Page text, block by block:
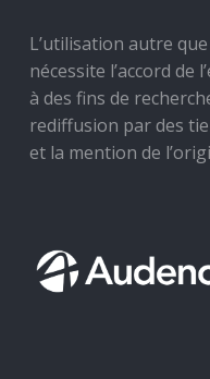
L’utilisation autre
nécessite l’accord de
à des fins de
rediffusion par des
et la mention de